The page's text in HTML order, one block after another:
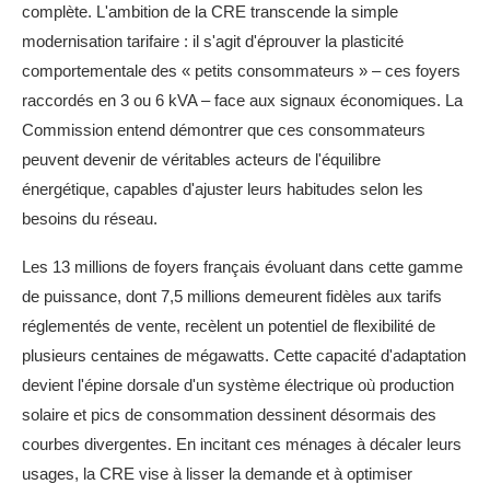
complète. L'ambition de la CRE transcende la simple
modernisation tarifaire : il s'agit d'éprouver la plasticité
comportementale des « petits consommateurs » – ces foyers
raccordés en 3 ou 6 kVA – face aux signaux économiques. La
Commission entend démontrer que ces consommateurs
peuvent devenir de véritables acteurs de l'équilibre
énergétique, capables d'ajuster leurs habitudes selon les
besoins du réseau.
Les 13 millions de foyers français évoluant dans cette gamme
de puissance, dont 7,5 millions demeurent fidèles aux tarifs
réglementés de vente, recèlent un potentiel de flexibilité de
plusieurs centaines de mégawatts. Cette capacité d'adaptation
devient l'épine dorsale d'un système électrique où production
solaire et pics de consommation dessinent désormais des
courbes divergentes. En incitant ces ménages à décaler leurs
usages, la CRE vise à lisser la demande et à optimiser